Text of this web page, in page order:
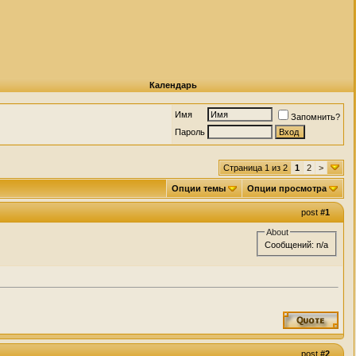
Календарь
Имя
Запомнить?
Пароль
Страница 1 из 2 1 2 >
Опции темы Опции просмотра
post#1
About
Сообщений: n/a
post#2